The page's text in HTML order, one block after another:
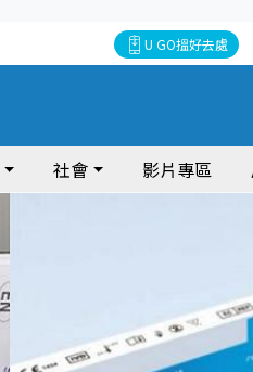
U GO搵好去處
社會 影片專區